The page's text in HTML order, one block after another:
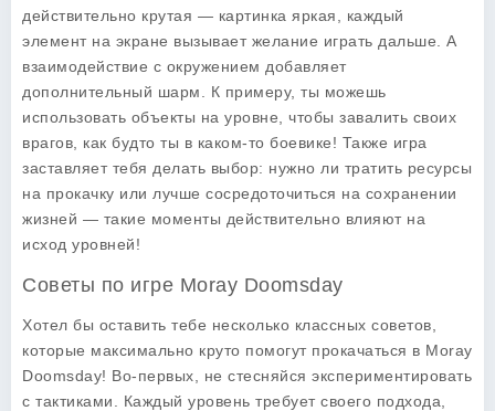
действительно крутая — картинка яркая, каждый
элемент на экране вызывает желание играть дальше. А
взаимодействие с окружением добавляет
дополнительный шарм. К примеру, ты можешь
использовать объекты на уровне, чтобы завалить своих
врагов, как будто ты в каком-то боевике! Также игра
заставляет тебя делать выбор: нужно ли тратить ресурсы
на прокачку или лучше сосредоточиться на сохранении
жизней — такие моменты действительно влияют на
исход уровней!
Советы по игре Moray Doomsday
Хотел бы оставить тебе несколько классных советов
которые максимально круто помогут прокачаться в Moray
Doomsday! Во-первых, не стесняйся экспериментировать
с тактиками. Каждый уровень требует своего подхода,